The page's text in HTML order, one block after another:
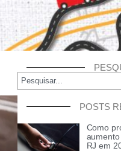
POSTS
Como
RJ em